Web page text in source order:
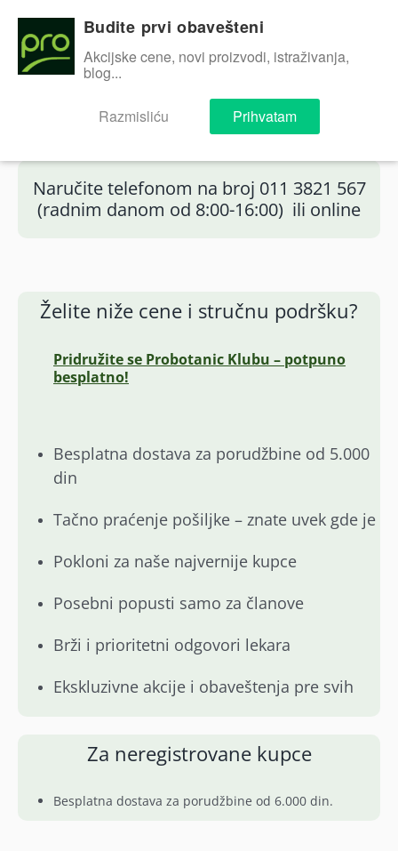
content
Naručite telefonom na broj 011 3821 567
(radnim danom od 8:00-16:00) ili online
Želite niže cene i stručnu podršku?
Pridružite se Probotanic Klubu – potpuno
besplatno!
Besplatna dostava za porudžbine od 5.000
din
Tačno praćenje pošiljke – znate uvek gde je
Pokloni za naše najvernije kupce
Posebni popusti samo za članove
Brži i prioritetni odgovori lekara
Ekskluzivne akcije i obaveštenja pre svih
Za neregistrovane kupce
Besplatna dostava za porudžbine od 6.000 din.
Budite prvi obavešteni
Akcijske cene, novi proizvodi, istraživanja,
blog...
Razmisliću Prihvatam